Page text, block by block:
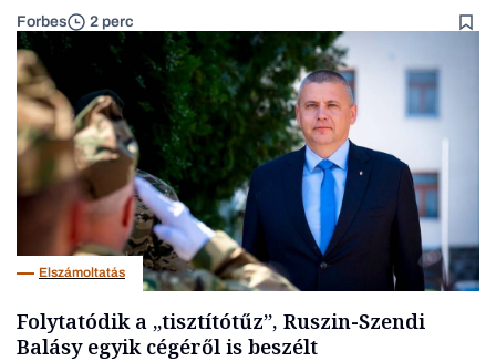
Forbes 2 perc
Elszámoltatás
Folytatódik a „tisztítótűz”, Ruszin-Szendi
Balásy egyik cégéről is beszélt